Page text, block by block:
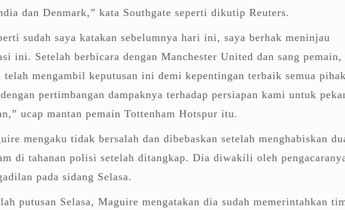
dan Denmark,” kata Southgate seperti dikutip Reuters.
sudah saya katakan sebelumnya hari ini, saya berhak meninjau
ini. Setelah berbicara dengan Manchester United dan sang pemain,
telah mengambil keputusan ini demi kepentingan terbaik semua pihak
pertimbangan dampaknya terhadap persiapan kami untuk
ucap mantan pemain Tottenham Hotspur itu.
mengaku tidak bersalah dan dibebaskan setelah menghabiskan
di tahanan polisi setelah ditangkap. Dia diwakili oleh
pada sidang Selasa.
putusan Selasa, Maguire mengatakan dia sudah memerintahkan